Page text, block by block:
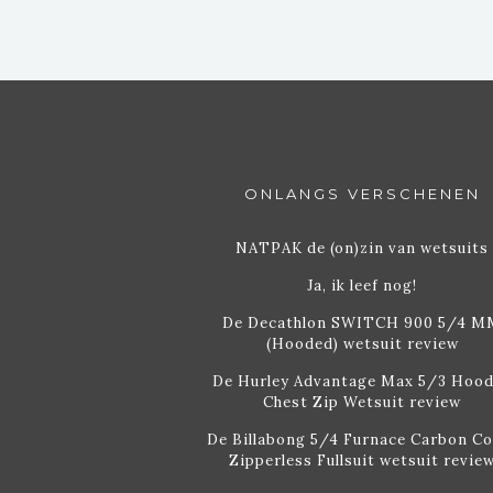
ONLANGS VERSCHENEN
NATPAK de (on)zin van wetsuits
Ja, ik leef nog!
De Decathlon SWITCH 900 5/4
(Hooded) wetsuit review
De Hurley Advantage Max 5/3
Chest Zip Wetsuit review
De Billabong 5/4 Furnace Carbon
Zipperless Fullsuit wetsuit